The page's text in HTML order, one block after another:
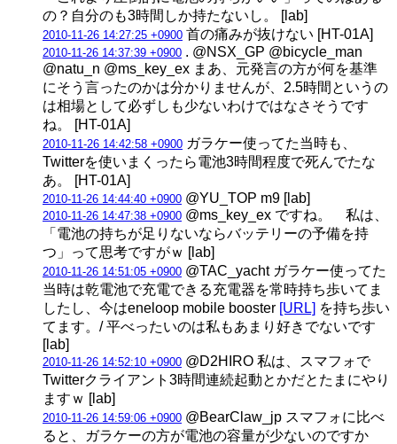
の？自分のも3時間しか持たないし。 [lab]
2010-11-26 14:27:25 +0900 首の痛みが抜けない [HT-01A]
2010-11-26 14:37:39 +0900 . @NSX_GP @bicycle_man
@natu_n @ms_key_ex まあ、元発言の方が何を基準
にそう言ったのかは分かりませんが、2.5時間というの
は相場として必ずしも少ないわけではなさそうです
ね。 [HT-01A]
2010-11-26 14:42:58 +0900 ガラケー使ってた当時も、
Twitterを使いまくったら電池3時間程度で死んでたな
あ。 [HT-01A]
2010-11-26 14:44:40 +0900 @YU_TOP m9 [lab]
2010-11-26 14:47:38 +0900 @ms_key_ex ですね。 私は、
「電池の持ちが足りないならバッテリーの予備を持
つ」って思考ですがｗ [lab]
2010-11-26 14:51:05 +0900 @TAC_yacht ガラケー使ってた
当時は乾電池で充電できる充電器を常時持ち歩いてま
したし、今はeneloop mobile booster [URL] を持ち歩い
てます。/ 平べったいのは私もあまり好きでないです
[lab]
2010-11-26 14:52:10 +0900 @D2HIRO 私は、スマフォで
Twitterクライアント3時間連続起動とかだとたまにやり
ますｗ [lab]
2010-11-26 14:59:06 +0900 @BearClaw_jp スマフォに比べ
ると、ガラケーの方が電池の容量が少ないのですか